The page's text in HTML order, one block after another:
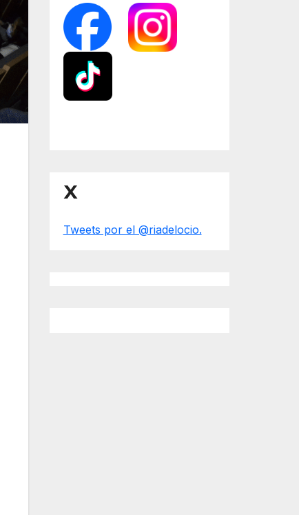
X
Tweets por el @riadelocio.